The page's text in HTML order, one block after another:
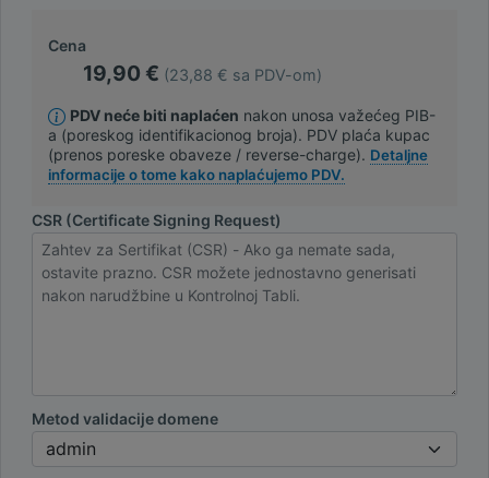
Cena
19,90 € (23,88 € sa PDV-om)
PDV neće biti naplaćen nakon unosa važećeg PIB-
a (poreskog identifikacionog broja). PDV plaća kupac
(prenos poreske obaveze / reverse-charge). Detaljne
informacije o tome kako naplaćujemo PDV.
CSR (Certificate Signing Request)
Metod validacije domene